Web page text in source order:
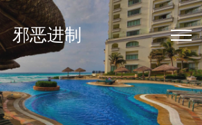
邪恶进制